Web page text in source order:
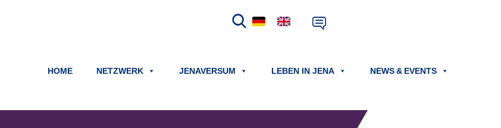
HOME NETZWERK JENAVERSUM LEBEN IN JENA NEWS & EVENTS